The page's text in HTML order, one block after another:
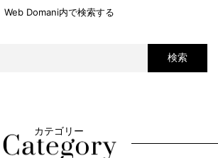
Web Domani内で検索する
検索
カテゴリー